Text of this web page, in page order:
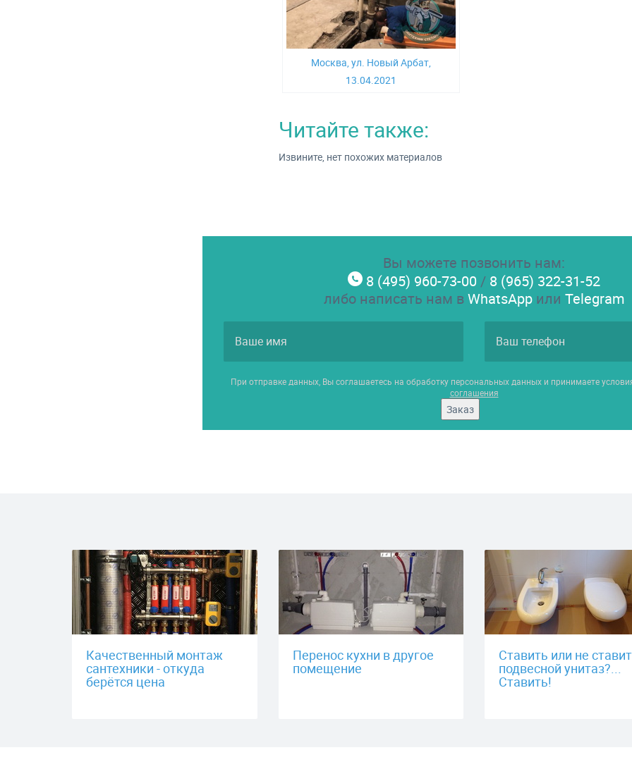
Москва, ул. Новый Арбат,
13.04.2021
Читайте также:
Извините, нет похожих материалов
Вы можете позвонить нам:
8 (495) 960-73-00 / 8 (965) 322-31-52
либо написать нам вWhatsAppили Telegram
При отправке данных, Вы соглашаетесь на обработку персональных данных и принимаете
соглашения
Заказ
Качественный монтаж
сантехники - откуда
берётся цена
Перенос кухни в другое
помещение
Ставить или не
подвесной унитаз?...
Ставить!